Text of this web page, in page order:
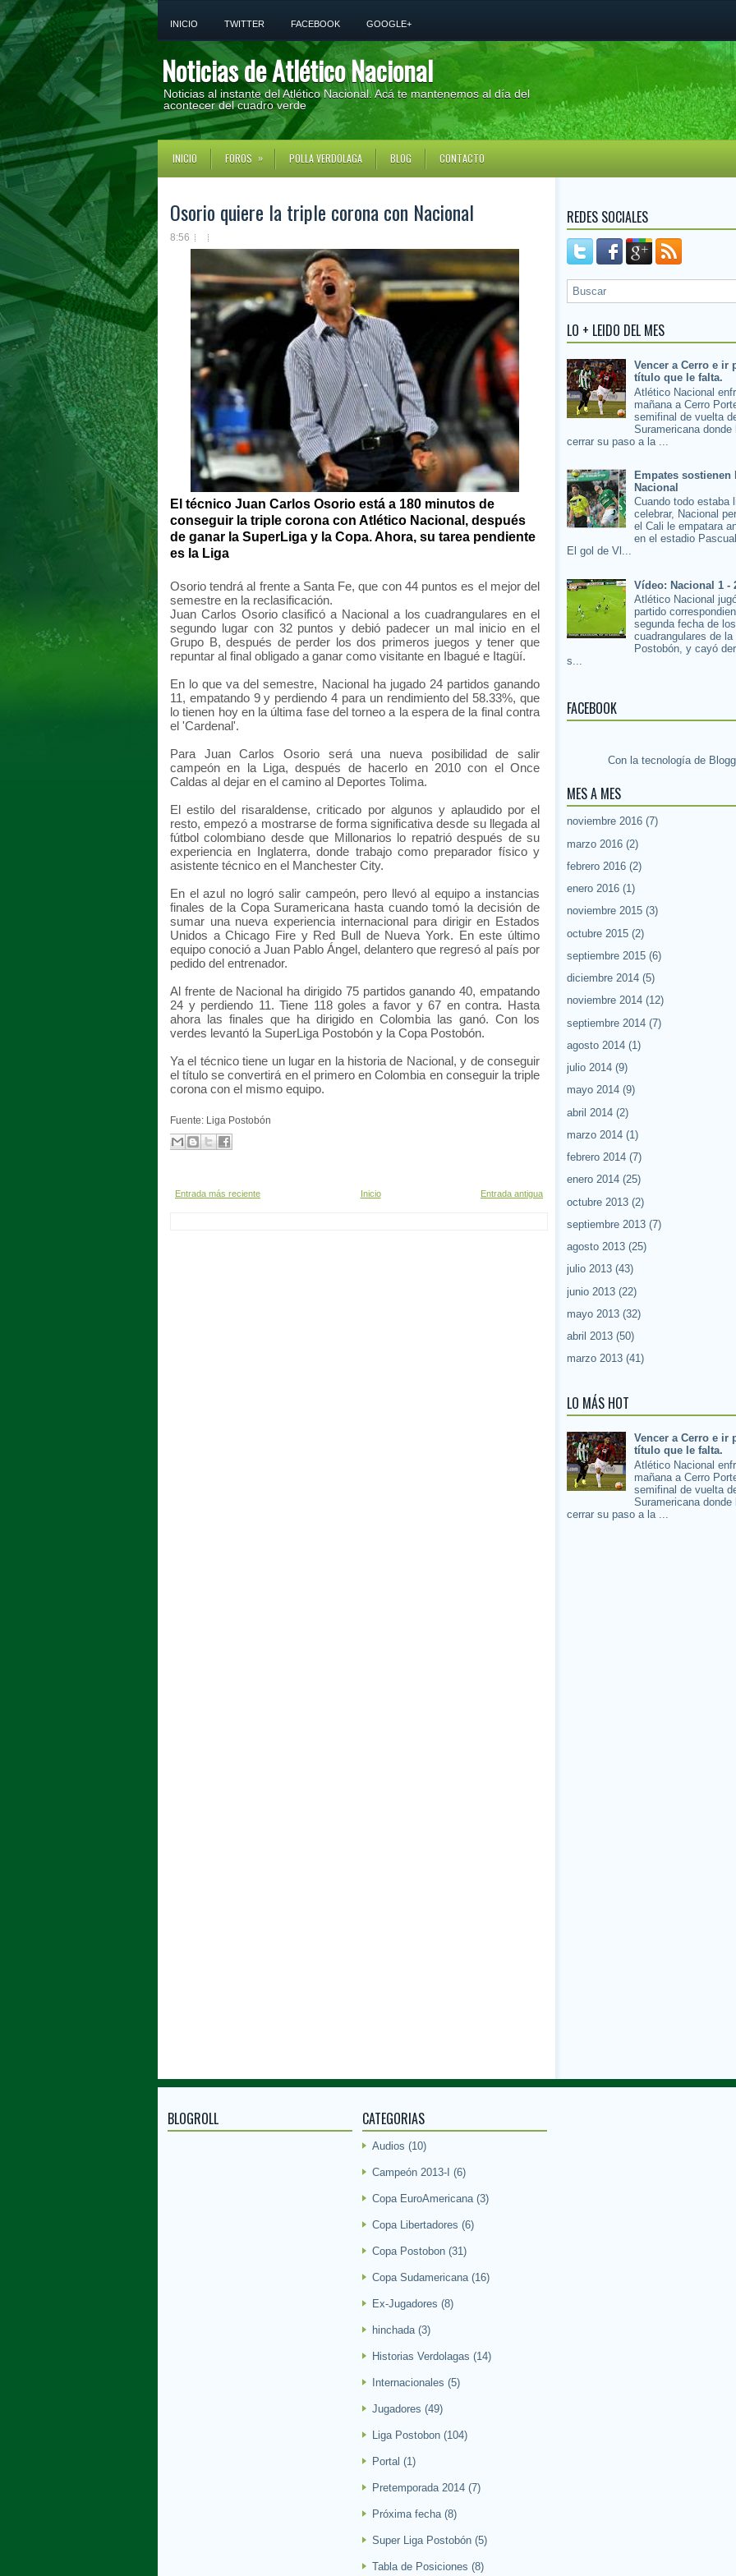
INICIO TWITTER FACEBOOK GOOGLE+
Noticias de Atlético Nacional
Noticias al instante del Atlético Nacional. Acá te mantenemos al día del
acontecer del cuadro verde
INICIO FOROS » POLLA VERDOLAGA BLOG CONTACTO
Osorio quiere la triple corona con Nacional
8:56
El técnico Juan Carlos Osorio está a 180 minutos de
conseguir la triple corona con Atlético Nacional, después
de ganar la SuperLiga y la Copa. Ahora, su tarea pendiente
es la Liga
Osorio tendrá al frente a Santa Fe, que con 44 puntos es el mejor del
semestre en la reclasificación.
Juan Carlos Osorio clasificó a Nacional a los cuadrangulares en el
segundo lugar con 32 puntos y debió padecer un mal inicio en el
Grupo B, después de perder los dos primeros juegos y tener que
repuntar al final obligado a ganar como visitante en Ibagué e Itagüí.
En lo que va del semestre, Nacional ha jugado 24 partidos ganando
11, empatando 9 y perdiendo 4 para un rendimiento del 58.33%, que
lo tienen hoy en la última fase del torneo a la espera de la final contra
el 'Cardenal'.
Para Juan Carlos Osorio será una nueva posibilidad de salir
campeón en la Liga, después de hacerlo en 2010 con el Once
Caldas al dejar en el camino al Deportes Tolima.
El estilo del risaraldense, criticado por algunos y aplaudido por el
resto, empezó a mostrarse de forma significativa desde su llegada al
fútbol colombiano desde que Millonarios lo repatrió después de su
experiencia en Inglaterra, donde trabajo como preparador físico y
asistente técnico en el Manchester City.
En el azul no logró salir campeón, pero llevó al equipo a instancias
finales de la Copa Suramericana hasta cuando tomó la decisión de
sumar una nueva experiencia internacional para dirigir en Estados
Unidos a Chicago Fire y Red Bull de Nueva York. En este último
equipo conoció a Juan Pablo Ángel, delantero que regresó al país por
pedido del entrenador.
Al frente de Nacional ha dirigido 75 partidos ganando 40, empatando
24 y perdiendo 11. Tiene 118 goles a favor y 67 en contra. Hasta
ahora las finales que ha dirigido en Colombia las ganó. Con los
verdes levantó la SuperLiga Postobón y la Copa Postobón.
Ya el técnico tiene un lugar en la historia de Nacional, y de conseguir
el título se convertirá en el primero en Colombia en conseguir la triple
corona con el mismo equipo.
Fuente: Liga Postobón
Entrada más reciente Entrada antigua
Inicio
REDES SOCIALES
LO + LEIDO DEL MES
Vencer a Cerro e ir
título que le falta.
Atlético Nacional
mañana a Cerro
semifinal de vuelta
Suramericana donde
cerrar su paso a la ...
Empates sostienen
Nacional
Cuando todo estaba
celebrar, Nacional
el Cali le empatara
en el estadio
El gol de Vl...
Vídeo: Nacional 1 -
Atlético Nacional
partido
segunda fecha de los
cuadrangulares de la
Postobón, y cayó
s...
FACEBOOK
Con la tecnología de
MES A MES
noviembre 2016 (7)
marzo 2016 (2)
febrero 2016 (2)
enero 2016 (1)
noviembre 2015 (3)
octubre 2015 (2)
septiembre 2015 (6)
diciembre 2014 (5)
noviembre 2014 (12)
septiembre 2014 (7)
agosto 2014 (1)
julio 2014 (9)
mayo 2014 (9)
abril 2014 (2)
marzo 2014 (1)
febrero 2014 (7)
enero 2014 (25)
octubre 2013 (2)
septiembre 2013 (7)
agosto 2013 (25)
julio 2013 (43)
junio 2013 (22)
mayo 2013 (32)
abril 2013 (50)
marzo 2013 (41)
LO MÁS HOT
Vencer a Cerro e ir
título que le falta.
Atlético Nacional
mañana a Cerro
semifinal de vuelta
Suramericana donde
cerrar su paso a la ...
BLOGROLL CATEGORIAS
Audios (10)
Campeón 2013-I (6)
Copa EuroAmericana (3)
Copa Libertadores (6)
Copa Postobon (31)
Copa Sudamericana (16)
Ex-Jugadores (8)
hinchada (3)
Historias Verdolagas (14)
Internacionales (5)
Jugadores (49)
Liga Postobon (104)
Portal (1)
Pretemporada 2014 (7)
Próxima fecha (8)
Super Liga Postobón (5)
Tabla de Posiciones (8)